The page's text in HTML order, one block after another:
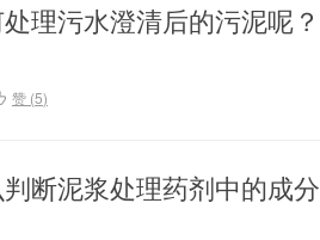
理污水澄清后的污泥呢？
赞 (5)
断泥浆处理药剂中的成分